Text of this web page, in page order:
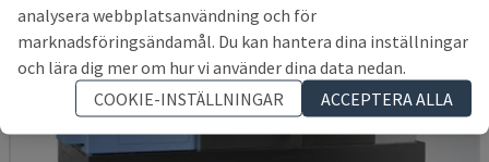
analysera webbplatsanvändning och för
marknadsföringsändamål. Du kan hantera dina inställningar
och lära dig mer om hur vi använder dina data nedan.
COOKIE-INSTÄLLNINGAR
ACCEPTERA ALLA